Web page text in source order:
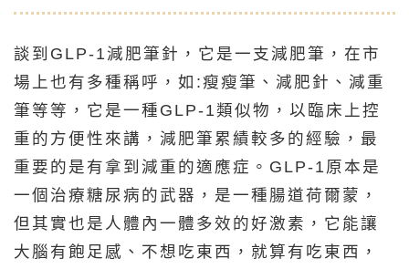
談到GLP-1減肥筆針，它是一支減肥筆，在市
場上也有多種稱呼，如:瘦瘦筆、減肥針、減重
筆等等，它是一種GLP-1類似物，以臨床上控
重的方便性來講，減肥筆累績較多的經驗，最
重要的是有拿到減重的適應症。GLP-1原本是
一個治療糖尿病的武器，是一種腸道荷爾蒙，
但其實也是人體內一體多效的好激素，它能讓
大腦有飽足感、不想吃東西，就算有吃東西，